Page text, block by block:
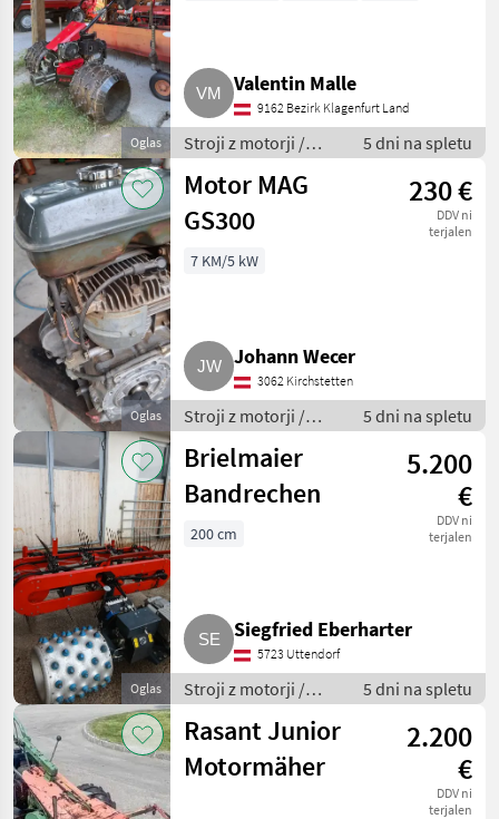
Oglas
Valentin Malle
9162 Bezirk Klagenfurt Land
Stroji z motorji /
Motorna kosilnica/
prekopalnik
5 dni na spletu
Oglas
Motor MAG
GS300
230 €
DDV ni
terjalen
7 KM/5 kW
Johann Wecer
3062 Kirchstetten
Stroji z motorji /
Motorna kosilnica/
prekopalnik
5 dni na spletu
Oglas
Brielmaier
Bandrechen
5.200
€
DDV ni
terjalen
200 cm
Siegfried Eberharter
5723 Uttendorf
Stroji z motorji /
Motorna kosilnica/
prekopalnik
5 dni na spletu
Rasant Junior
Motormäher
2.200
€
DDV ni
terjalen